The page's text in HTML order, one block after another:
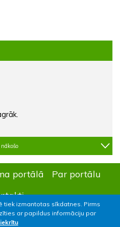
tiek izmantotas sīkdatnes. Pirms
ar papildus informāciju par
portālā
Par portālu